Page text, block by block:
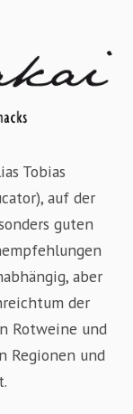
Tobias
auf der
guten
aber
der
Rotweine und
Regionen und